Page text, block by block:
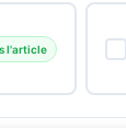
l'article